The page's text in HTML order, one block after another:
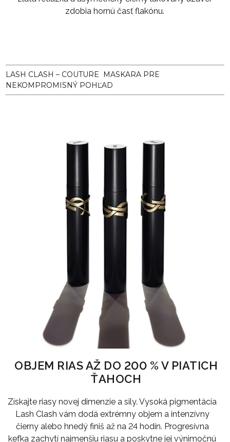
zdobia hornú časť flakónu.
LASH CLASH – COUTURE
MASKARA PRE
NEKOMPROMISNÝ POHĽAD
OBJEM RIAS AŽ DO 200 % V PIATICH
ŤAHOCH
Získajte riasy novej dimenzie a sily. Vysoká pigmentácia
Lash Clash vám dodá extrémny objem a intenzívny
čierny alebo hnedý finiš až na 24 hodín. Progresívna
kefka zachytí najmenšiu riasu a poskytne jej výnimočnú